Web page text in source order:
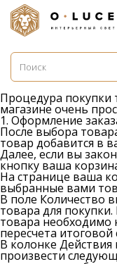
Процедура
магазине очень
1. Оформление
После выбора
товар добавится в
Далее, если вы
кнопку ваша
На странице ваша
выбранные вами
В поле Количество
товара для
товара необходимо
пересчета
В колонке Действия
произвести